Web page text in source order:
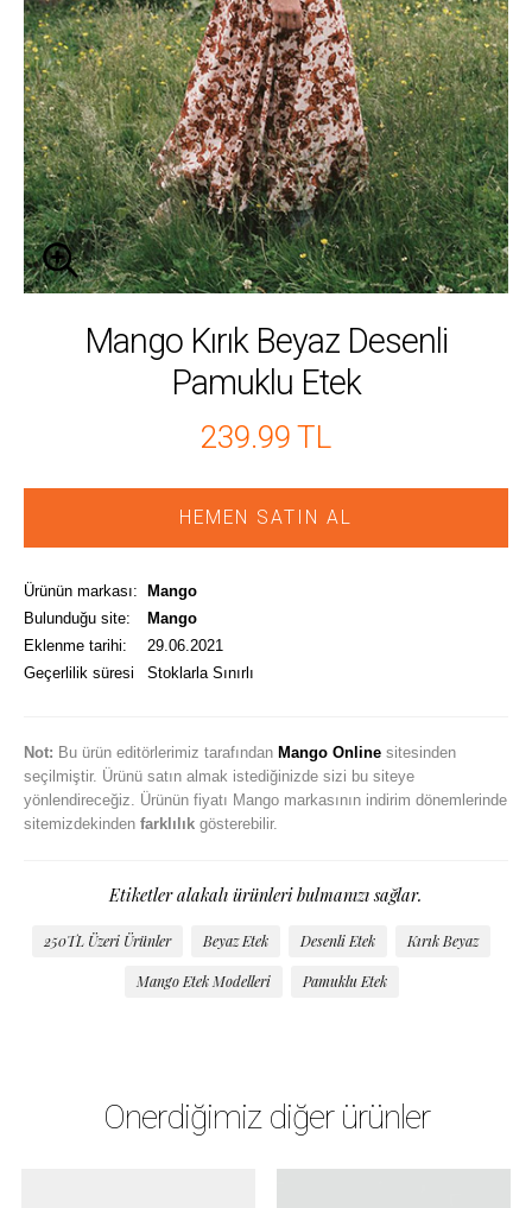
Mango Kırık Beyaz Desenli
Pamuklu Etek
239.99 TL
HEMEN SATIN AL
Ürünün markası:
Mango
Bulunduğu site:
Mango
Eklenme tarihi:
29.06.2021
Geçerlilik süresi
Stoklarla Sınırlı
Not: Bu ürün editörlerimiz tarafından Mango Onlinesitesinden
seçilmiştir. Ürünü satın almak istediğinizde sizi bu siteye
yönlendireceğiz. Ürünün fiyatı Mango markasının indirim dönemlerinde
sitemizdekinden farklılıkgösterebilir.
Etiketler alakalı ürünleri bulmanızı sağlar.
250TL Üzeri Ürünler Beyaz Etek Desenli Etek Kırık Beyaz
Mango Etek Modelleri Pamuklu Etek
Önerdiğimiz diğer ürünler